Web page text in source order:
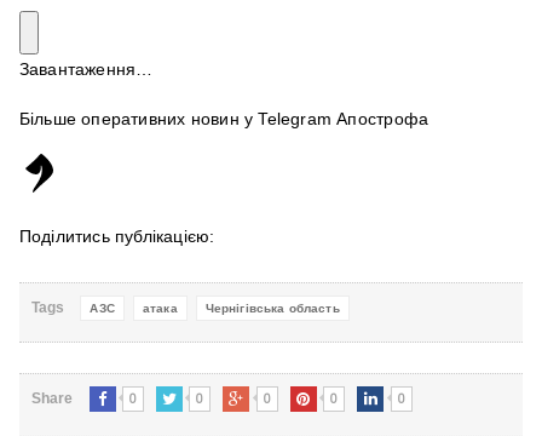
Завантаження…
Більше оперативних новин у Telegram Апострофа
Поділитись публікацією:
Tags АЗС атака Чернігівська область
Share 0 0 0 0 0